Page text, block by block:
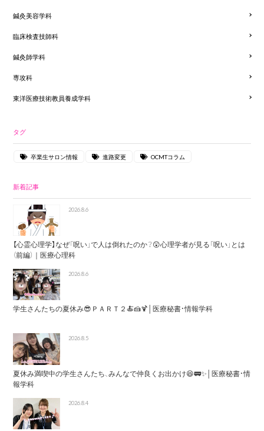
鍼灸美容学科
臨床検査技師科
鍼灸師学科
専攻科
東洋医療技術教員養成学科
タグ
卒業生サロン情報 進路変更 OCMTコラム
新着記事
2026.8.6
【心霊心理学】なぜ「呪い」で人は倒れたのか？😲心理学者が見る「呪い」とは
（前編）｜医療心理科
2026.8.6
学生さんたちの夏休み😎ＰＡＲＴ２🍝🍰🍹│医療秘書・情報学科
2026.8.5
夏休み満喫中の学生さんたち、みんなで仲良くお出かけ😆🚃✨│医療秘書・情
報学科
2026.8.4